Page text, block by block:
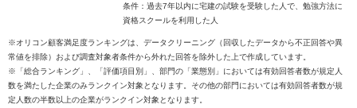
条件：過去7年以内に宅建の試験を受験した人で、勉強方法に
資格スクールを利用した人
※オリコン顧客満足度ランキングは、データクリーニング（回収したデータから不正回答や異
常値を排除）および調査対象者条件から外れた回答を除外した上で作成しています。
※「総合ランキング」、「評価項目別」、部門の「業態別」においては有効回答者数が規定人
数を満たした企業のみランクイン対象となります。その他の部門においては有効回答者数が規
定人数の半数以上の企業がランクイン対象となります。